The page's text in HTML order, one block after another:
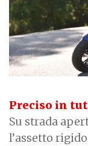
Preciso in
Su strada
l’assetto